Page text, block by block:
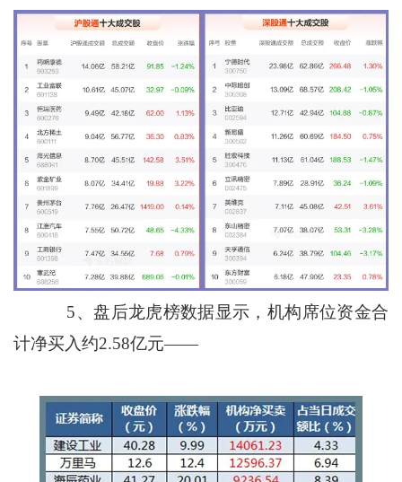
5、盘后龙虎榜数据显示，机构席位资金合
计净买入约2.58亿元——